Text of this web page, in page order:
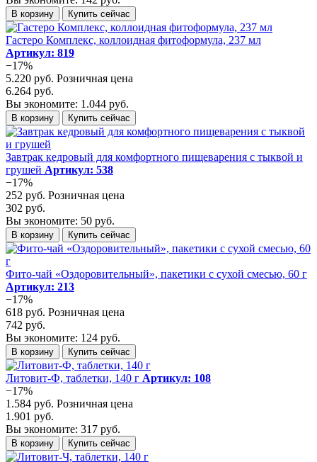
В корзину Купить сейчас
Гастеро Комплекс, коллоидная фитоформула, 237 мл
Артикул: 819
−17%
5.220 руб. Розничная цена
6.264 руб.
Вы экономите: 1.044 руб.
В корзину Купить сейчас
Завтрак кедровый для комфортного пищеварения с тыквой и
грушей Артикул: 538
−17%
252 руб. Розничная цена
302 руб.
Вы экономите: 50 руб.
В корзину Купить сейчас
Фито-чай «Оздоровительный», пакетики с сухой смесью, 60 г
Артикул: 213
−17%
618 руб. Розничная цена
742 руб.
Вы экономите: 124 руб.
В корзину Купить сейчас
Литовит-Ф, таблетки, 140 г Артикул: 108
−17%
1.584 руб. Розничная цена
1.901 руб.
Вы экономите: 317 руб.
В корзину Купить сейчас